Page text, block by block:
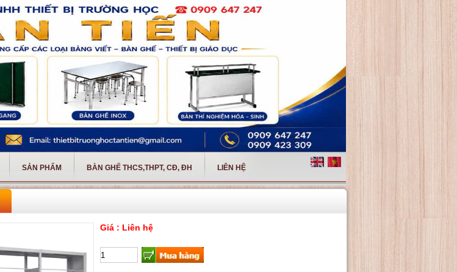
SẢN PHẨM BÀN GHẾ THCS,THPT, CĐ, ĐH LIÊN HỆ
Giá : Liên hệ